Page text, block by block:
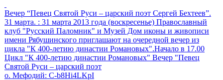
Вечер “Певец Святой Руси – царский поэт Сергей Бехтеев”.
31 марта. : 31 марта 2013 года (воскресенье) Православный
клуб "Русский Паломник" и Музей Дом иконы и живописи
имени Рябушинского приглашают на очередной вечер из
цикла "К 400-летию династии Романовых".Начало в 17.00
Цикл "К 400-летию династии Романовых" Вечер "Певец
Святой Руси – царский поэт
о. Мефодий: C-b8Hi4LKpI